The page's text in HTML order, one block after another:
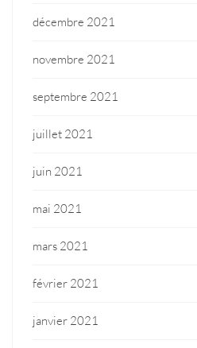
décembre 2021
novembre 2021
septembre 2021
juillet 2021
juin 2021
mai 2021
mars 2021
février 2021
janvier 2021